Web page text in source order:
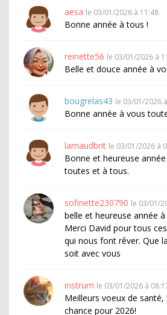
aesa le 03/01/2026 à 11:48
Bonne année à tous !
reinette56 le 03/01/2026 à
Belle et douce année à
bougrelas43 le 03/01/2026
Bonne année à vous
larnaudbrit le 03/01/2026 à
Bonne et heureuse
toutes et à tous.
sofinette230790 le 03/01/
belle et heureuse année
Merci David pour tous
qui nous font rêver. Que
soit avec vous
instrum le 03/01/2026 à
Meilleurs voeux de
chance pour 2026!